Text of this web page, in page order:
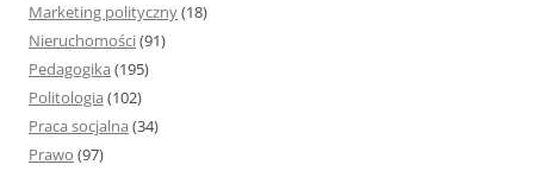
Marketing polityczny(18)
Nieruchomości(91)
Pedagogika (195)
Politologia (102)
Praca socjalna (34)
Prawo (97)